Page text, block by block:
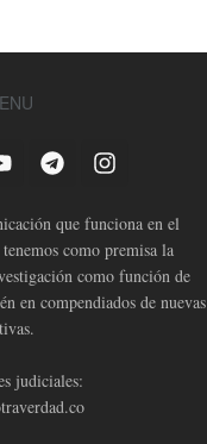
que funciona en el
como premisa la
como función de
en compendiados de nuevas
judiciales: